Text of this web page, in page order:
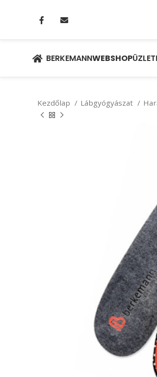
BERKEMANNWEBSHOP
Kezdőlap Lábgyógyászat